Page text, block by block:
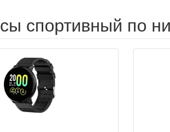
спортивный по